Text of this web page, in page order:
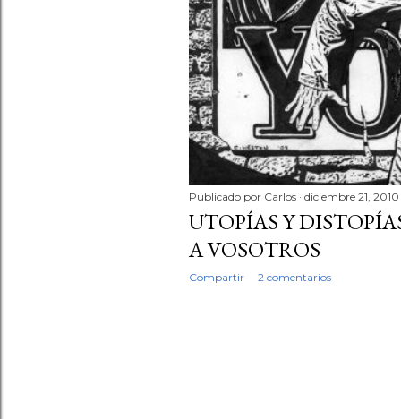
Publicado por Carlos diciembre 21, 2010
UTOPÍAS Y
A VOSOTROS
Compartir 2 comentarios